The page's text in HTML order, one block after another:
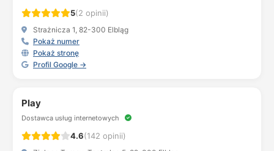
5(2 opinii)
Strażnicza 1, 82-300 Elbląg
Pokaż numer
Pokaż stronę
Profil Google →
Play
Dostawca usług internetowych
4.6(142 opinii)